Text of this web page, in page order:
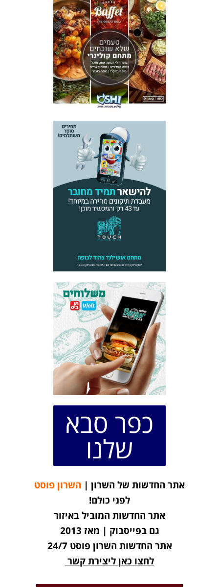
כפר סבא
שלנו
אתר החדשות של השרון | השרון פוסט
לפני כולם!
אתר החדשות המוביל באיזור
גם בפייסבוק | מאז 2013
אתר החדשות השרון פוסט 24/7
לחצו כאן ליצירת קשר